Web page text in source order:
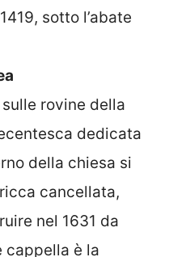
sotto l’abate
rovine della
dedicata
della chiesa si
cancellata,
nel 1631 da
cappella è la